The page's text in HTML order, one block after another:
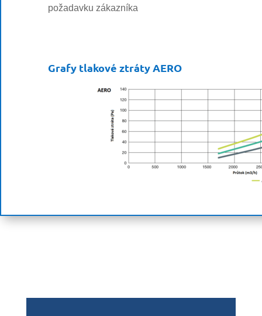
požadavku zákazníka
Grafy tlakové ztráty AERO